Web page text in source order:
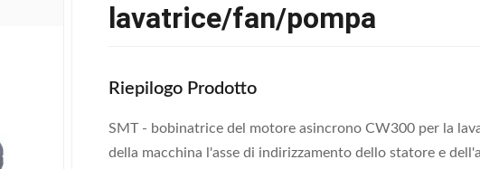
lavatrice/fan/pompa
Riepilogo Prodotto
SMT - bobinatrice del motore asincrono CW300 per la
della macchina l'asse di indirizzamento dello statore e